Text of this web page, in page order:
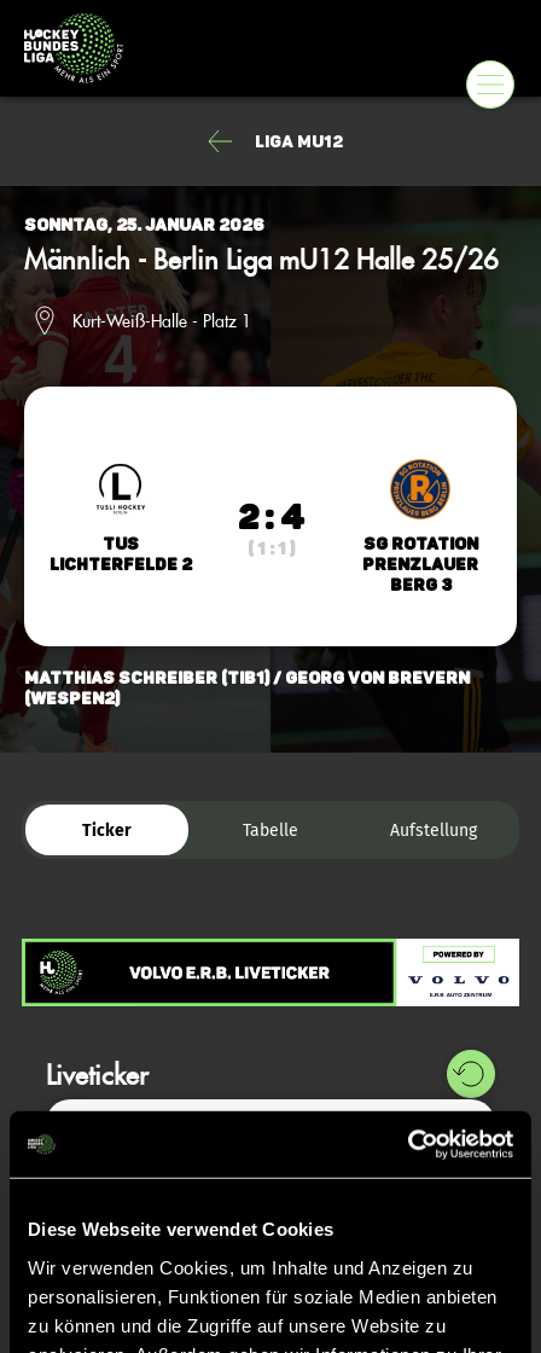
Diese Webseite verwendet Cookies
Wir verwenden Cookies, um Inhalte und Anzeigen zu
personalisieren, Funktionen für soziale Medien anbieten
zu können und die Zugriffe auf unsere Website zu
Liga mU12
Sonntag, 25. Januar 2026
Männlich - Berlin Liga mU12 Halle 25/26
Kurt-Weiß-Halle - Platz 1
TuS
Lichterfelde 2
2 : 4
( 1 : 1 )
SG Rotation
Prenzlauer
Berg 3
Matthias Schreiber (TiB1) / Georg von Brevern
(Wespen2)
Ticker Tabelle Aufstellung
Liveticker
Spiel beendet
14' TOR 2:3, FELDTOR